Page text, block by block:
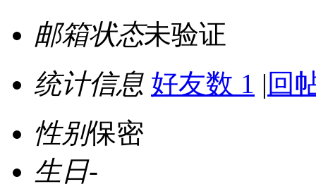
邮箱状态未验证
统计信息 好友数 1 | 回
性别保密
生日-